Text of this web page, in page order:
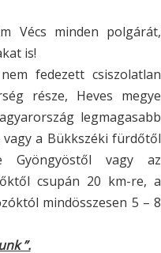
Vécs minden polgárát,
is!
fedezett csiszolatlan
része, Heves megye
legmagasabb
a Bükkszéki fürdőtől
Gyöngyöstől vagy az
csupán 20 km-re, a
mindösszesen 5 – 8
”.